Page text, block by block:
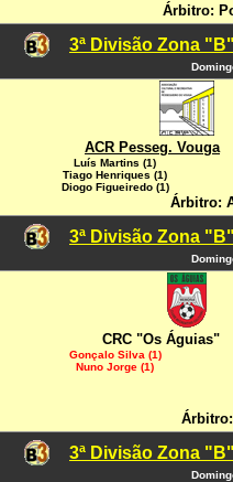
Árbitro:
3ª Divisão Zona
ACR Pesseg. Vouga
Luís Martins (1)
Tiago Henriques (1)
Diogo Figueiredo (1)
Árbitro:
3ª Divisão Zona
CRC "Os Águias"
Gonçalo Silva (1)
Nuno Jorge (1)
3ª Divisão Zona